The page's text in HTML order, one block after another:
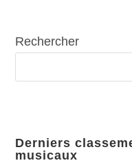
Rechercher
Derniers
musicaux